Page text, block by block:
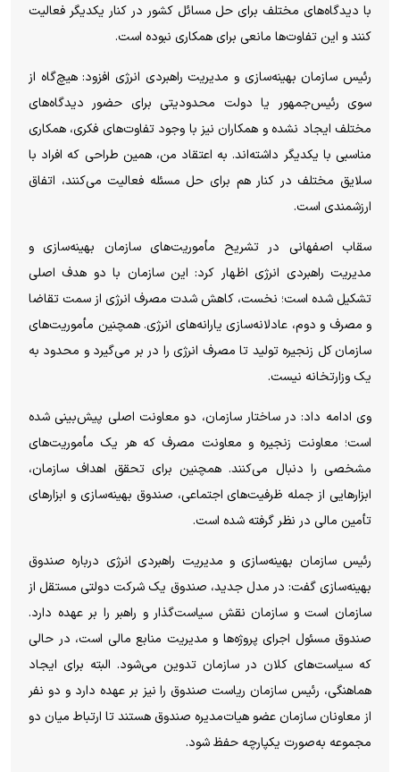
با دیدگاه‌های مختلف برای حل مسائل کشور در کنار یکدیگر فعالیت
کنند و این تفاوت‌ها مانعی برای همکاری نبوده است.
رئیس سازمان بهینه‌سازی و مدیریت راهبردی انرژی افزود: هیچ‌گاه از
سوی رئیس‌جمهور یا دولت محدودیتی برای حضور دیدگاه‌های
مختلف ایجاد نشده و همکاران نیز با وجود تفاوت‌های فکری، همکاری
مناسبی با یکدیگر داشته‌اند. به اعتقاد من، همین طراحی که افراد با
سلایق مختلف در کنار هم برای حل مسئله فعالیت می‌کنند، اتفاق
ارزشمندی است.
سقاب اصفهانی در تشریح مأموریت‌های سازمان بهینه‌سازی و
مدیریت راهبردی انرژی اظهار کرد: این سازمان با دو هدف اصلی
تشکیل شده است؛ نخست، کاهش شدت مصرف انرژی از سمت تقاضا
و مصرف و دوم، عادلانه‌سازی یارانه‌های انرژی. همچنین مأموریت‌های
سازمان کل زنجیره تولید تا مصرف انرژی را در بر می‌گیرد و محدود به
یک وزارتخانه نیست.
وی ادامه داد: در ساختار سازمان، دو معاونت اصلی پیش‌بینی شده
است؛ معاونت زنجیره و معاونت مصرف که هر یک مأموریت‌های
مشخصی را دنبال می‌کنند. همچنین برای تحقق اهداف سازمان،
ابزار‌هایی از جمله ظرفیت‌های اجتماعی، صندوق بهینه‌سازی و ابزار‌های
تأمین مالی در نظر گرفته شده است.
رئیس سازمان بهینه‌سازی و مدیریت راهبردی انرژی درباره صندوق
بهینه‌سازی گفت: در مدل جدید، صندوق یک شرکت دولتی مستقل از
سازمان است و سازمان نقش سیاست‌گذار و راهبر را بر عهده دارد.
صندوق مسئول اجرای پروژه‌ها و مدیریت منابع مالی است، در حالی
که سیاست‌های کلان در سازمان تدوین می‌شود. البته برای ایجاد
هماهنگی، رئیس سازمان ریاست صندوق را نیز بر عهده دارد و دو نفر
از معاونان سازمان عضو هیات‌مدیره صندوق هستند تا ارتباط میان دو
مجموعه به‌صورت یکپارچه حفظ شود.